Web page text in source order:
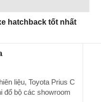
hatchback tốt nhất
liệu, Toyota Prius C
đổ bộ các showroom